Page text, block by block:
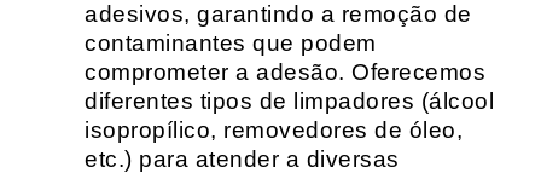
adesivos, garantindo a remoção de
contaminantes que podem
comprometer a adesão. Oferecemos
diferentes tipos de limpadores (álcool
isopropílico, removedores de óleo,
etc.) para atender a diversas